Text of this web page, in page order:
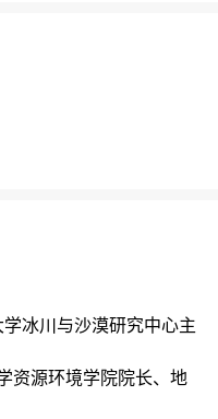
学冰川与沙漠研究中心主
资源环境学院院长、地